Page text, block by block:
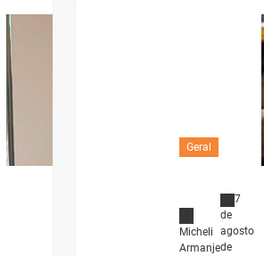
Geral
Micheli
Armanje
7
de
agosto
de